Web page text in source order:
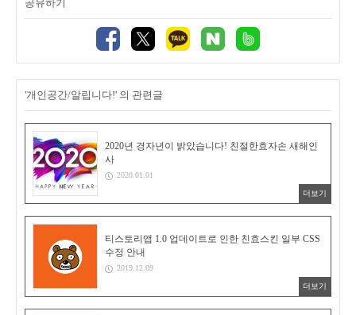
공유하기
'개인공간/알립니다!' 의 관련글
2020년 경자년이 밝았습니다! 친절한효자손 새해인
사
2020.01.01
더보기
티스토리앱 1.0 업데이트로 인한 친효스킨 일부 CSS
수정 안내
2019.12.09
더보기